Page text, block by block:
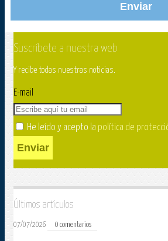
Enviar
Suscríbete a nuestra web
Y recibe todas nuestras noticias.
E-mail
He leído y acepto la política de
Enviar
Últimos artículos
07/07/2026 0 comentarios